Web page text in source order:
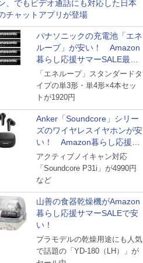
、でもビデオ通話にも対応した日本
チャットアプリが登場
パナソニックの充電池「エネ
ループ」が安い！ Amazon
暮らし応援サマーSALE最終
日
「エネループ」スタンダードタ
イプの単3形・単4形×4本セッ
トが1920円
Anker「Soundcore」シリー
ズのワイヤレスイヤホンが安
い！ Amazon暮らし応援サ
マーSALE
アクティブノイキャン対応
「Soundcore P31i」が4990円
など
山善の食器乾燥機がAmazon
暮らし応援サマーSALEで安
い！
プラモデルの乾燥用途にも人気
で話題の「YD-180（LH）」が